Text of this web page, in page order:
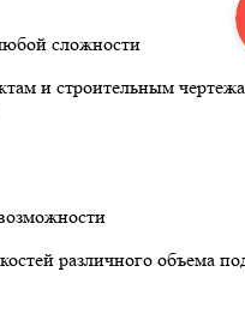
сложности
и строительным
различного объема